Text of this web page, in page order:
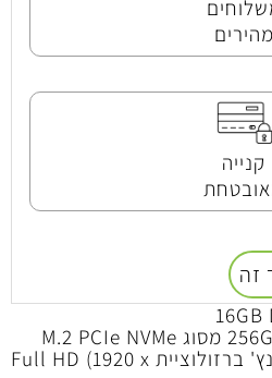
מהירים
קנייה
זה
תצוגה: מסך בגודל 14 אינץ' ברזולוציית Full HD (1920 x